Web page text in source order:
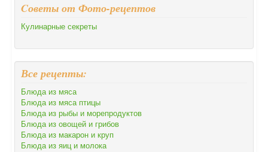
Cоветы от Фото-рецептов
Кулинарные секреты
Все рецепты:
Блюда из мяса
Блюда из мяса птицы
Блюда из рыбы и морепродуктов
Блюда из овощей и грибов
Блюда из макарон и круп
Блюда из яиц и молока